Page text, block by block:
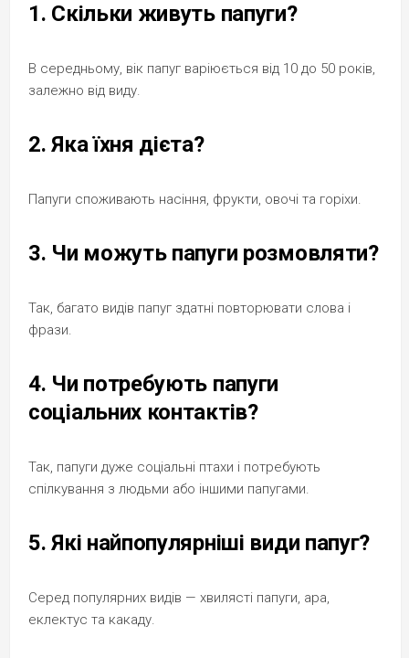
1. Скільки живуть папуги?
В середньому, вік папуг варіюється від 10 до 50 років,
залежно від виду.
2. Яка їхня дієта?
Папуги споживають насіння, фрукти, овочі та горіхи.
3. Чи можуть папуги розмовляти?
Так, багато видів папуг здатні повторювати слова і
фрази.
4. Чи потребують папуги
соціальних контактів?
Так, папуги дуже соціальні птахи і потребують
спілкування з людьми або іншими папугами.
5. Які найпопулярніші види папуг?
Серед популярних видів — хвилясті папуги, ара,
еклектус та какаду.